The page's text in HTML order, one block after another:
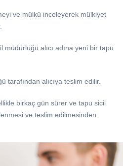
ve mülkü inceleyerek mülkiyet
alıcı adına yeni bir tapu
tarafından alıcıya teslim edilir.
birkaç gün sürer ve tapu sicil
ve teslim edilmesinden